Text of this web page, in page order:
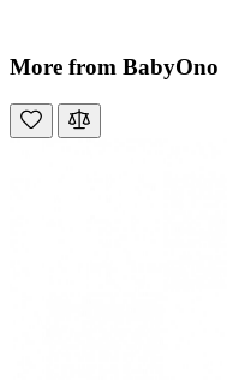
More from BabyOno